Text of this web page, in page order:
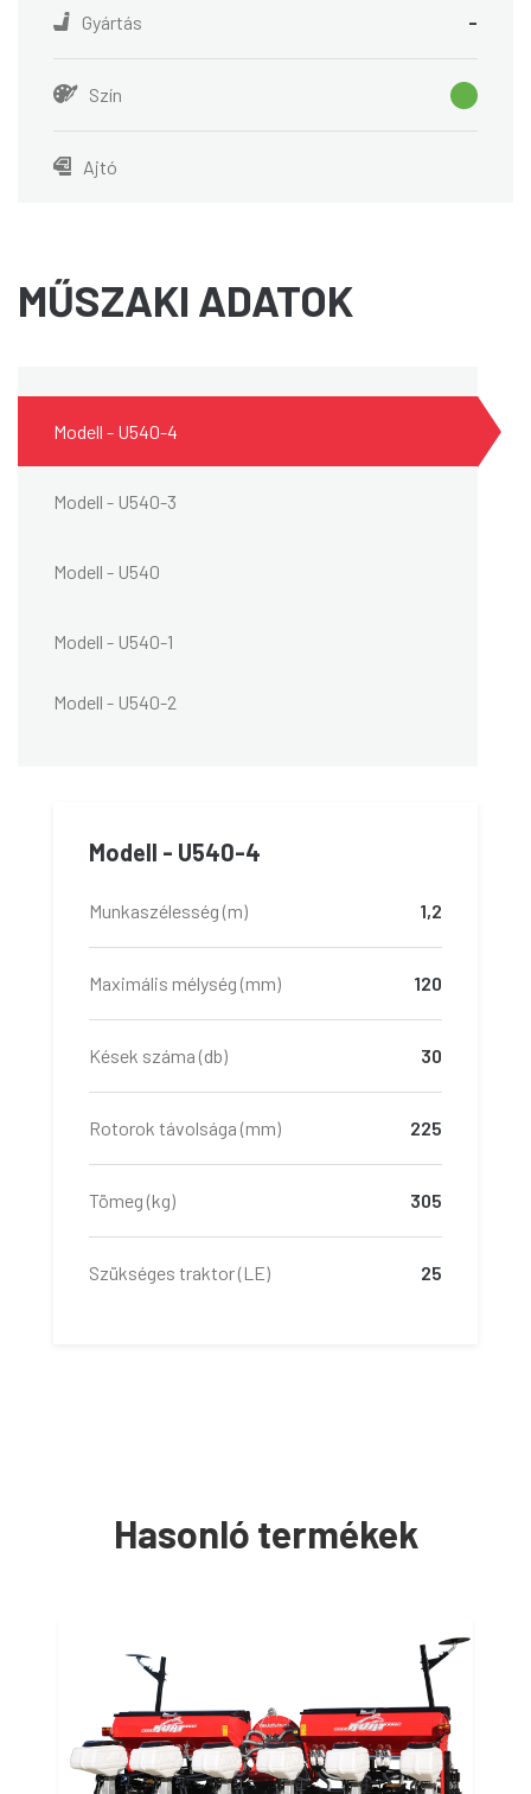
Gyártás -
Szín
Ajtó
MŰSZAKI ADATOK
Modell - U540-4
Modell - U540-3
Modell - U540
Modell - U540-1
Modell - U540-2
Modell - U540-4
Munkaszélesség (m) 1,2
Maximális mélység (mm) 120
Kések száma (db) 30
Rotorok távolsága (mm) 225
Tömeg (kg) 305
Szükséges traktor (LE) 25
Hasonló termékek